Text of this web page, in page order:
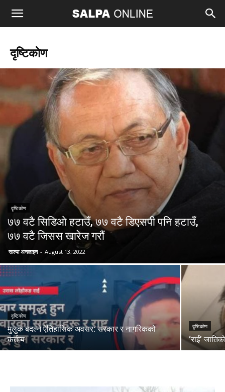
दृष्टिकाेण
दृष्टिकाेण
७७ वटै सिडिओ हटाउँ, ७७ वटै डिएसपी पनि हटाउँ,
७७ वटै जिसस खारेज गराैं
साल्पा अनलाइन - August 13, 2022
दृष्टिकाेण
मुलुक बदल्ने ऐतिहासिक अवसर: सरकार र नागरिकको
कर्तव्य
दृष्टिकाेण
‘राई’